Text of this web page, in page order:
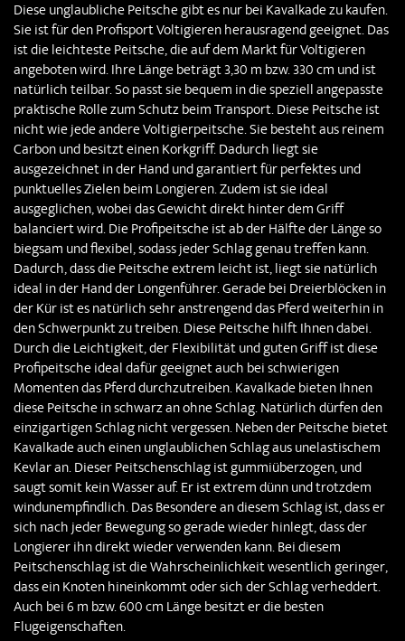
Diese unglaubliche Peitsche gibt es nur bei Kavalkade zu kaufen.
Sie ist für den Profisport Voltigieren herausragend geeignet. Das
ist die leichteste Peitsche, die auf dem Markt für Voltigieren
angeboten wird. Ihre Länge beträgt 3,30 m bzw. 330 cm und ist
natürlich teilbar. So passt sie bequem in die speziell angepasste
praktische Rolle zum Schutz beim Transport. Diese Peitsche ist
nicht wie jede andere Voltigierpeitsche. Sie besteht aus reinem
Carbon und besitzt einen Korkgriff.Dadurch liegt sie
ausgezeichnet in der Hand und garantiert für perfektes und
punktuelles Zielen beim Longieren. Zudem ist sie ideal
ausgeglichen, wobei das Gewicht direkt hinter dem Griff
balanciert wird. Die Profipeitsche ist ab der Hälfte der Länge so
biegsam und flexibel, sodass jeder Schlag genau treffen kann.
Dadurch, dass die Peitsche extrem leicht ist, liegt sie natürlich
ideal in der Hand der Longenführer. Gerade bei Dreierblöcken in
der Kür ist es natürlich sehr anstrengend das Pferd weiterhin in
den Schwerpunkt zu treiben. Diese Peitsche hilft Ihnen dabei.
Durch die Leichtigkeit, der Flexibilität und guten Griff ist diese
Profipeitsche ideal dafür geeignet auch bei schwierigen
Momenten das Pferd durchzutreiben. Kavalkade bieten Ihnen
diese Peitsche in schwarz an ohne Schlag. Natürlich dürfen den
einzigartigen Schlag nicht vergessen. Neben der Peitsche bietet
Kavalkade auch einen unglaublichen Schlag aus unelastischem
Kevlar an. Dieser Peitschenschlag ist gummiüberzogen, und
saugt somit kein Wasser auf. Er ist extrem dünn und trotzdem
windunempfindlich. Das Besondere an diesem Schlag ist, dass er
sich nach jeder Bewegung so gerade wieder hinlegt, dass der
Longierer ihn direkt wieder verwenden kann. Bei diesem
Peitschenschlag ist die Wahrscheinlichkeit wesentlich geringer,
dass ein Knoten hineinkommt oder sich der Schlag verheddert.
Auch bei 6 m bzw. 600 cm Länge besitzt er die besten
Flugeigenschaften.